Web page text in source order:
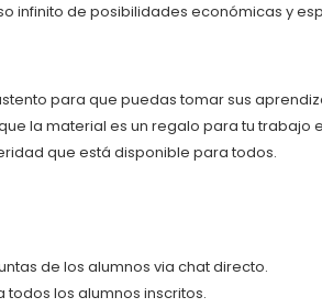
infinito de posibilidades económicas y
para que puedas tomar sus
la material es un regalo para tu
que está disponible para todos.
de los alumnos via chat directo.
todos los alumnos inscritos.